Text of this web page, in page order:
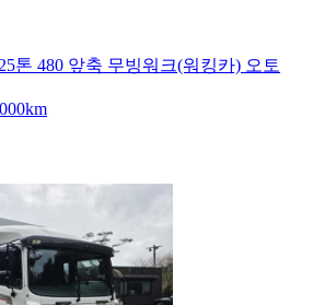
톤 480 앞축 무빙워크(워킹카) 오토